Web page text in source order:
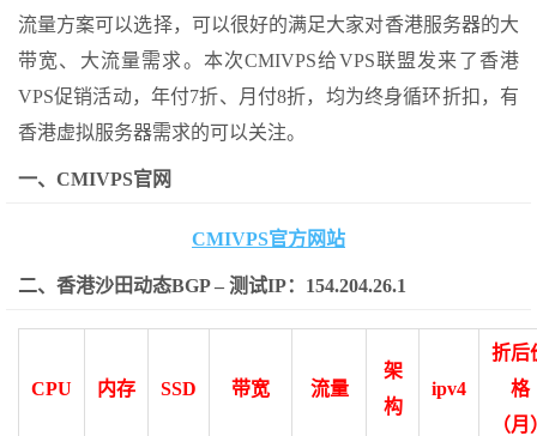
流量方案可以选择，可以很好的满足大家对香港服务器的大
带宽、大流量需求。本次CMIVPS给VPS联盟发来了香港
VPS促销活动，年付7折、月付8折，均为终身循环折扣，有
香港虚拟服务器需求的可以关注。
一、CMIVPS官网
CMIVPS官方网站
二、香港沙田动态BGP – 测试IP：154.204.26.1
CPU 内存 SSD 带宽 流量
架
构
ipv4
折后
格
（月